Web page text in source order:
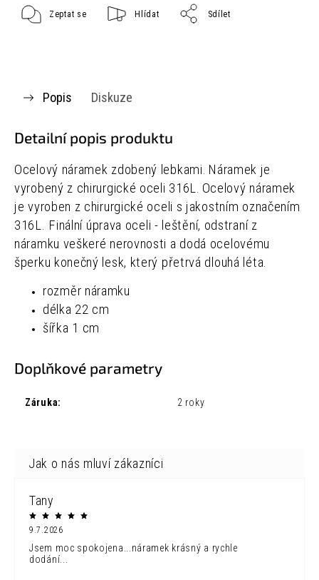
Zeptat se Hlídat Sdílet
Popis Diskuze
Detailní popis produktu
Ocelový náramek zdobený lebkami Náramek je
vyrobený z chirurgické oceli 316L Ocelový náramek
je vyroben z chirurgické oceli s jakostním označením
316L. Finální úprava oceli - leštění, odstraní z
náramku veškeré nerovnosti a dodá ocelovému
šperku konečný lesk, který přetrvá dlouhá léta.
rozměr náramku
délka 22 cm
šířka 1 cm
Doplňkové parametry
Záruka: 2 roky
Tany
9.7.2026
Jsem moc spokojena...náramek krásný a rychle
dodání...